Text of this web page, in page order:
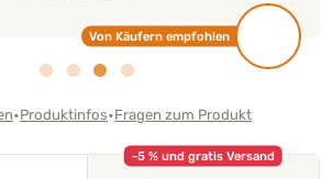
Von Käufern empfohlen
•Produktinfos•Fragen zum Produkt
-5 % und gratis Versand